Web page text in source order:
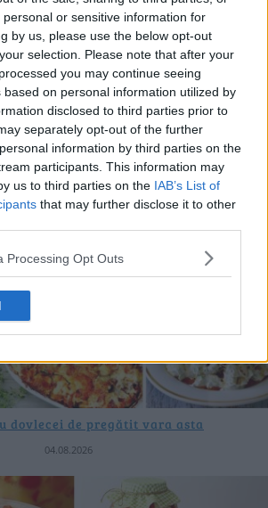
or sensitive information for
by us, please use the below opt-out
selection. Please note that after your
you may continue seeing
based on personal information utilized by
disclosed to third parties prior to
separately opt-out of the further
information by third parties on the
participants. This information may
us to third parties on the IAB’s List of
that may further disclose it to other
Processing Opt Outs
de vară fără prelucrare termică
06.08.2026
dovlecei de pregătit vara asta
04.08.2026